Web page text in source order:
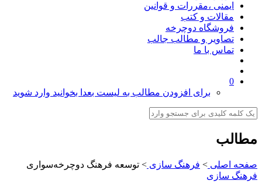
ایمنی ،مقررات و قوانین
مقالات و کتب
فروشگاه دوچرخه
تصاویر و مطالب جالب
تماس با ما
0
برای افزودن مطالب به لیست بعدا بخوانید وارد شوید
مطالب
صفحه اصلی > فرهنگ سازی > توسعه فرهنگ دوچرخه‌سواری
فرهنگ سازی